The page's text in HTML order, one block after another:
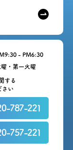
する
さい
787-221
757-221
- PM6:30
曜・第一火曜